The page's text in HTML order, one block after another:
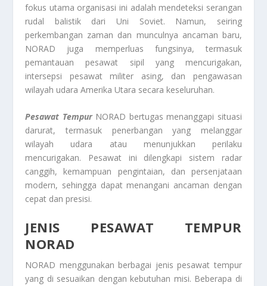
fokus utama organisasi ini adalah mendeteksi serangan
rudal balistik dari Uni Soviet. Namun, seiring
perkembangan zaman dan munculnya ancaman baru,
NORAD juga memperluas fungsinya, termasuk
pemantauan pesawat sipil yang mencurigakan,
intersepsi pesawat militer asing, dan pengawasan
wilayah udara Amerika Utara secara keseluruhan.
Pesawat TempurNORAD bertugas menanggapi situasi
darurat, termasuk penerbangan yang melanggar
wilayah udara atau menunjukkan perilaku
mencurigakan. Pesawat ini dilengkapi sistem radar
canggih, kemampuan pengintaian, dan persenjataan
modern, sehingga dapat menangani ancaman dengan
cepat dan presisi.
JENIS PESAWAT TEMPUR
NORAD
NORAD menggunakan berbagai jenis pesawat tempur
yang di sesuaikan dengan kebutuhan misi. Beberapa di